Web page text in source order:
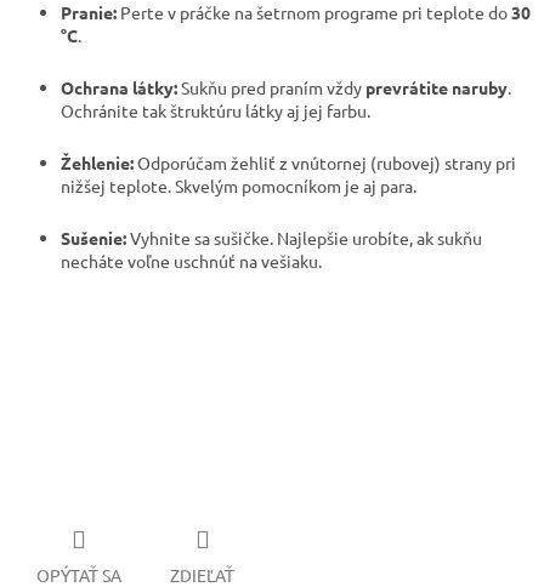
Pranie: Perte v práčke na šetrnom programe pri teplote do30
°C.
Ochrana látky:Sukňu pred praním vždy prevrátite naruby.
Ochránite tak štruktúru látky aj jej farbu.
Žehlenie:Odporúčam žehliť z vnútornej (rubovej) strany pri
nižšej teplote. Skvelým pomocníkom je aj para.
Sušenie:Vyhnite sa sušičke. Najlepšie urobíte, ak sukňu
necháte voľne uschnúť na vešiaku.
OPÝTAŤ SA ZDIEĽAŤ